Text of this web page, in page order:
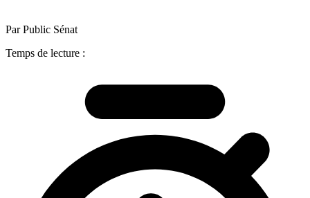
Par Public Sénat
Temps de lecture :